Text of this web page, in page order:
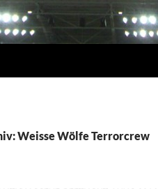
Weisse Wölfe Terrorcrew